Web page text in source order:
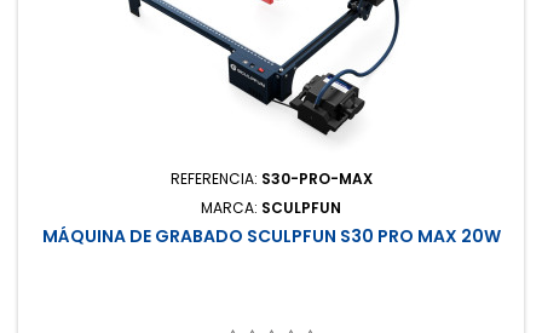
REFERENCIA: S30-PRO-MAX
MARCA: SCULPFUN
MÁQUINA DE GRABADO SCULPFUN S30 PRO MAX 20W